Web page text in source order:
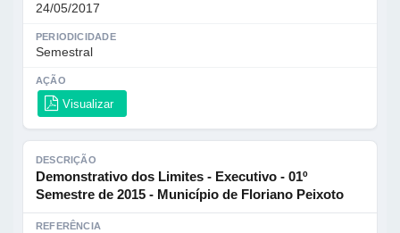
24/05/2017
PERIODICIDADE
Semestral
AÇÃO
Visualizar
DESCRIÇÃO
Demonstrativo dos Limites - Executivo - 01º
Semestre de 2015 - Município de Floriano Peixoto
REFERÊNCIA